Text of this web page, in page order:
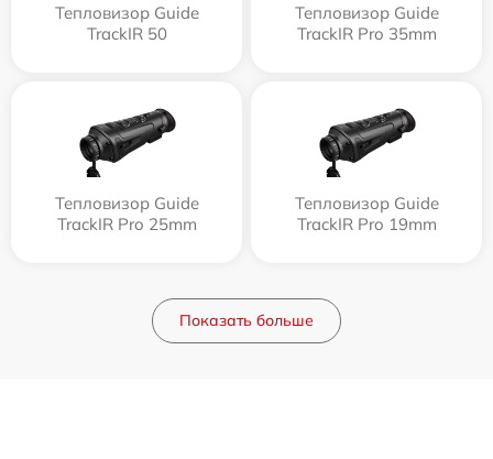
Тепловизор Guide
TrackIR 50
Тепловизор Guide
TrackIR Pro 35mm
Тепловизор Guide
TrackIR Pro 25mm
Тепловизор Guide
TrackIR Pro 19mm
Показать больше